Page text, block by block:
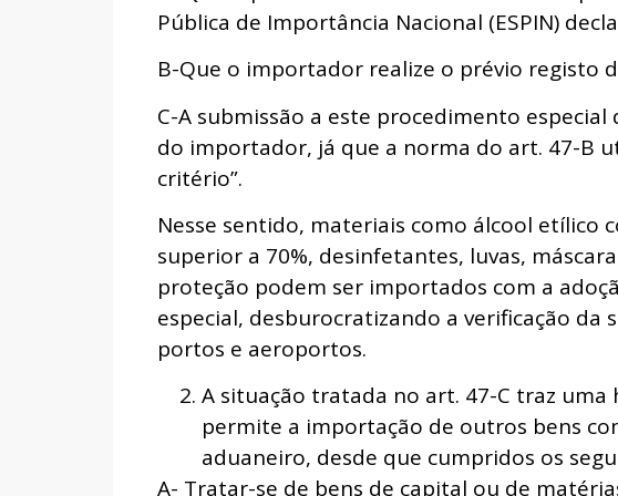
Pública de Importância Nacional (ESPIN)
B-Que o importador realize o prévio registo
C-A submissão a este procedimento
do importador, já que a norma do art. 47-B
critério”.
Nesse sentido, materiais como álcool etílico
superior a 70%, desinfetantes, luvas,
proteção podem ser importados com a
especial, desburocratizando a verificação da
portos e aeroportos.
A situação tratada no art. 47-C traz
permite a importação de outros bens
aduaneiro, desde que cumpridos os
A- Tratar-se de bens de capital ou de